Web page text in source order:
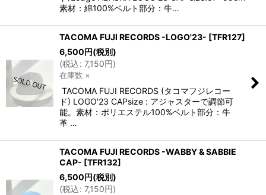
素材：綿100%ベルト部分：牛…
TACOMA FUJI RECORDS -LOGO'23- [TFR127]
6,500円(税別)
(税込: 7,150円)
在庫数 ×
TACOMA FUJI RECORDS (タコマフジレコー
ド) LOGO'23 CAPsize : アジャスターで調節可
能。素材：ポリエステル100%ベルト部分：牛
革 …
TACOMA FUJI RECORDS -WABBY & SABBIE
CAP- [TFR132]
6,500円(税別)
(税込: 7,150円)